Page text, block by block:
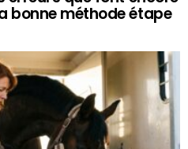
bonne méthode étape